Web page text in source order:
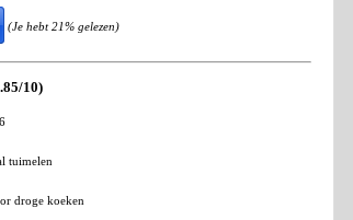
(Je hebt 21% gelezen)
10)
tuimelen
droge koeken